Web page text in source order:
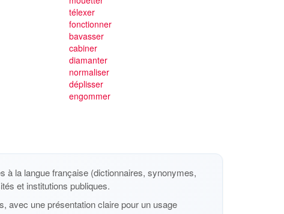
télexer
fonctionner
bavasser
cabiner
diamanter
normaliser
déplisser
engommer
à la langue française (dictionnaires, synonymes,
et institutions publiques.
avec une présentation claire pour un usage